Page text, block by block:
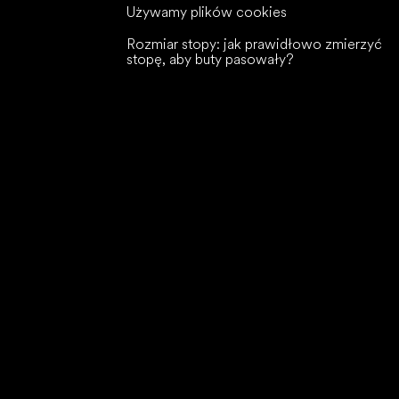
Używamy plików cookies
Rozmiar stopy: jak prawidłowo zmierzyć
stopę, aby buty pasowały?